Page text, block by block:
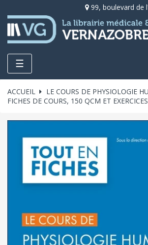
99, boulevard de
Toggle
navigation
☰
ACCUEIL
LE COURS DE PHYSIOLOGIE
FICHES DE COURS, 150 QCM ET